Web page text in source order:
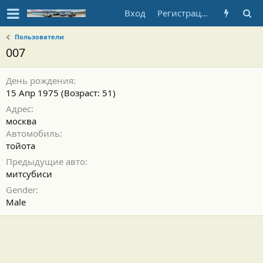
Вход Регистрация
Пользователи
007
День рождения
15 Апр 1975 (Возраст: 51)
Адрес
москва
Автомобиль
тойота
Предыдущие авто
митсубиси
Gender
Male